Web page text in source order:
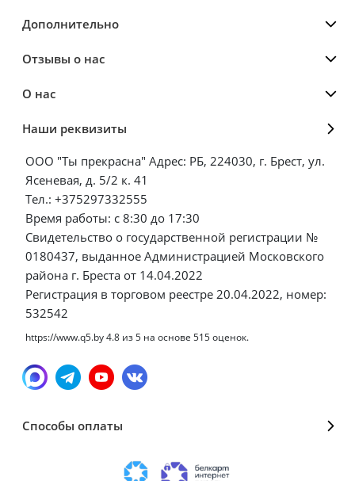
Дополнительно
Отзывы о нас
О нас
Наши реквизиты
ООО "Ты прекрасна" Адрес: РБ, 224030, г. Брест, ул.
Ясеневая, д. 5/2 к. 41
Тел.: +375297332555
Время работы: с 8:30 до 17:30
Свидетельство о государственной регистрации №
0180437, выданное Администрацией Московского
района г. Бреста от 14.04.2022
Регистрация в торговом реестре 20.04.2022, номер:
532542
https://www.q5.by4.8 из5 на основе 515оценок.
Способы оплаты